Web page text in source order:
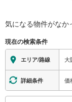
気になる物件がなか
現在の検索条件
エリア/路線 大
詳細条件 価